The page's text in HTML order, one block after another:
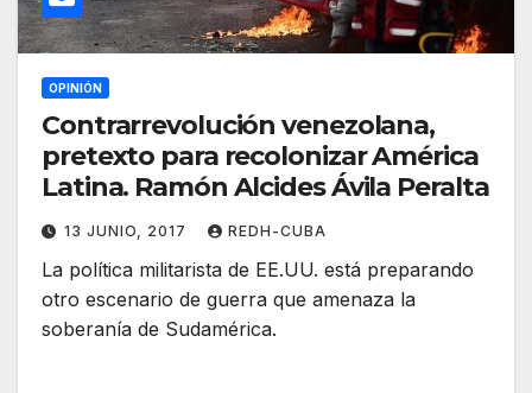
OPINIÓN
Contrarrevolución venezolana,
pretexto para recolonizar América
Latina. Ramón Alcides Ávila Peralta
13 JUNIO, 2017 REDH-CUBA
La política militarista de EE.UU. está preparando
otro escenario de guerra que amenaza la
soberanía de Sudamérica.